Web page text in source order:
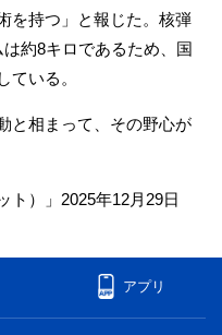
を持つ」と報じた。核弾
約8キロであるため、国
ている。
と相まって、その野心が
ト）」2025年12月29日
アプリ